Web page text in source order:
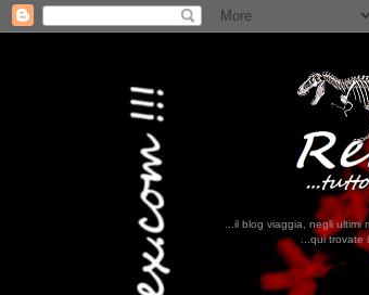
...il blog viaggia, negli
...qui trovate il nostro viaggio in MESSICO